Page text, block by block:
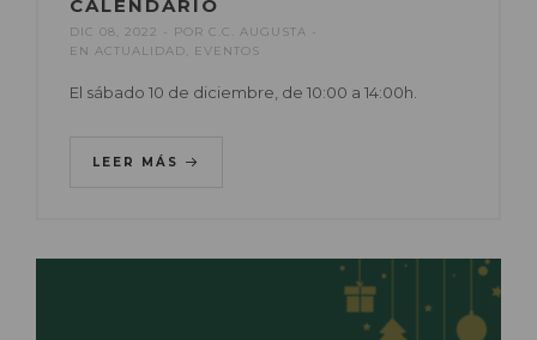
CALENDARIO
DIC 08, 2022 POR C.C. AUGUSTA
EN ACTUALIDAD EVENTOS
El sábado 10 de diciembre, de 10:00 a 14:00h.
LEER MÁS